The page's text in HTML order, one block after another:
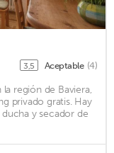
3,5 Aceptable (4)
región de Baviera,
privado gratis. Hay
y secador de